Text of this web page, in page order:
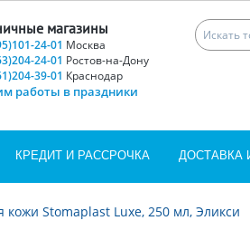
магазины
24-01 Москва
24-01 Ростов-на-Дону
39-01 Краснодар
работы в праздники
КРЕДИТ И РАССРОЧКА ДОСТАВКА
кожи Stomaplast Luxe, 250 мл, Эликси